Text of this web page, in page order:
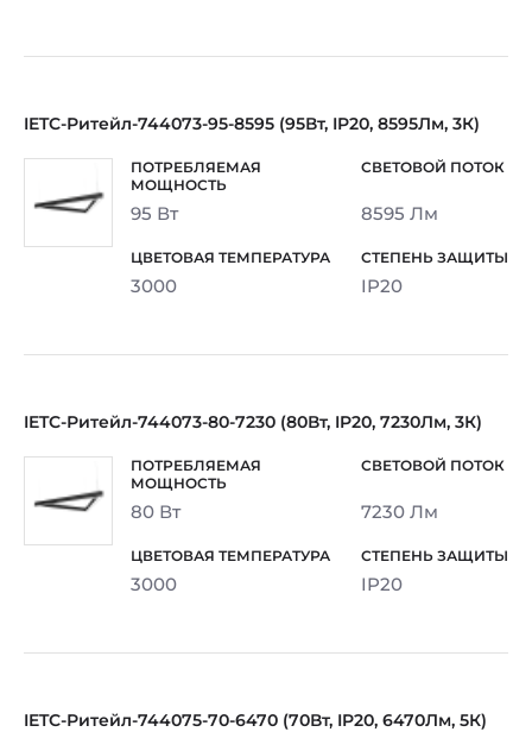
IETC-Ритейл-744073-95-8595 (95Вт, IP20, 8595Лм, 3К)
95 Вт 8595 Лм
3000 IP20
IETC-Ритейл-744073-80-7230 (80Вт, IP20, 7230Лм, 3К)
80 Вт 7230 Лм
3000 IP20
IETC-Ритейл-744075-70-6470 (70Вт, IP20, 6470Лм, 5К)